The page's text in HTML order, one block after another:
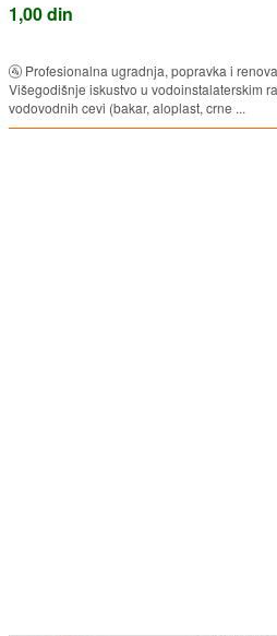
1,00 din
🚰 Profesionalna ugradnja, popravka i
Višegodišnje iskustvo u vodoinstalaterskim
vodovodnih cevi (bakar, aloplast, crne ...